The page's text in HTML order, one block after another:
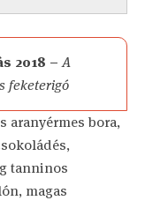
2018 –A
feketerigó
aranyérmes bora,
tanninos
magas